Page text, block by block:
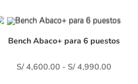
Bench Abaco+ para 6 puestos
S/4,600.00 - S/4,990.00